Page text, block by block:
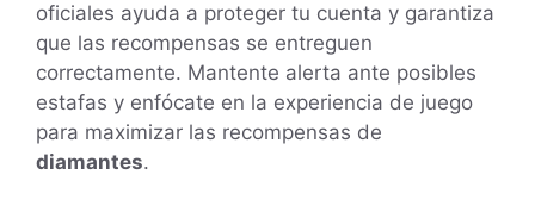
oficiales ayuda a proteger tu cuenta y garantiza
que las recompensas se entreguen
correctamente. Mantente alerta ante posibles
estafas y enfócate en la experiencia de juego
para maximizar las recompensas de
diamantes.